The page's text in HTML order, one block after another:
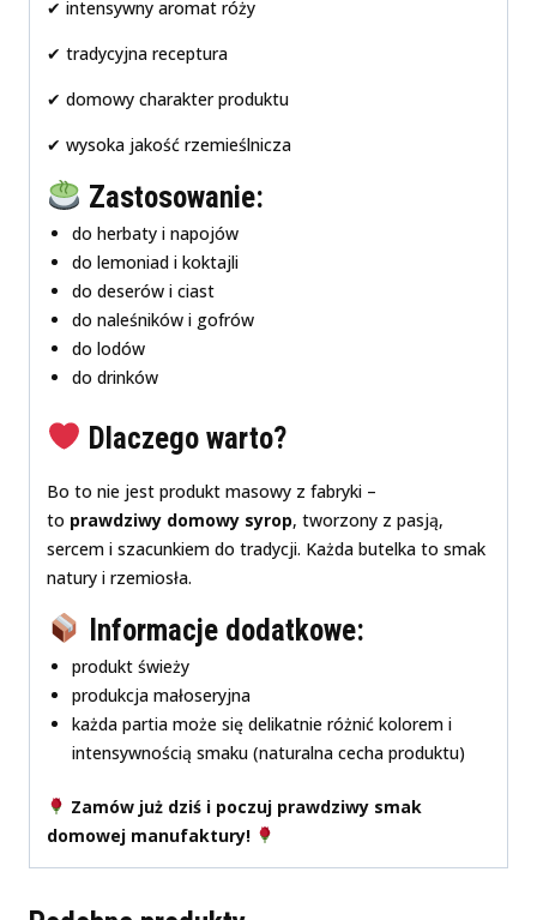
✔ intensywny aromat róży
✔ tradycyjna receptura
✔ domowy charakter produktu
✔ wysoka jakość rzemieślnicza
Zastosowanie:
do herbaty i napojów
do lemoniad i koktajli
do deserów i ciast
do naleśników i gofrów
do lodów
do drinków
Dlaczego warto?
Bo to nie jest produkt masowy z fabryki –
to prawdziwy domowy syrop, tworzony z pasją,
sercem i szacunkiem do tradycji. Każda butelka to smak
natury i rzemiosła.
Informacje dodatkowe:
produkt świeży
produkcja małoseryjna
każda partia może się delikatnie różnić kolorem i
intensywnością smaku (naturalna cecha produktu)
Zamów już dziś i poczuj prawdziwy smak
domowej manufaktury!